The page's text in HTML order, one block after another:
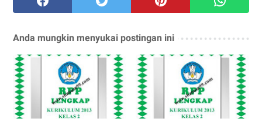
Anda mungkin menyukai postingan ini